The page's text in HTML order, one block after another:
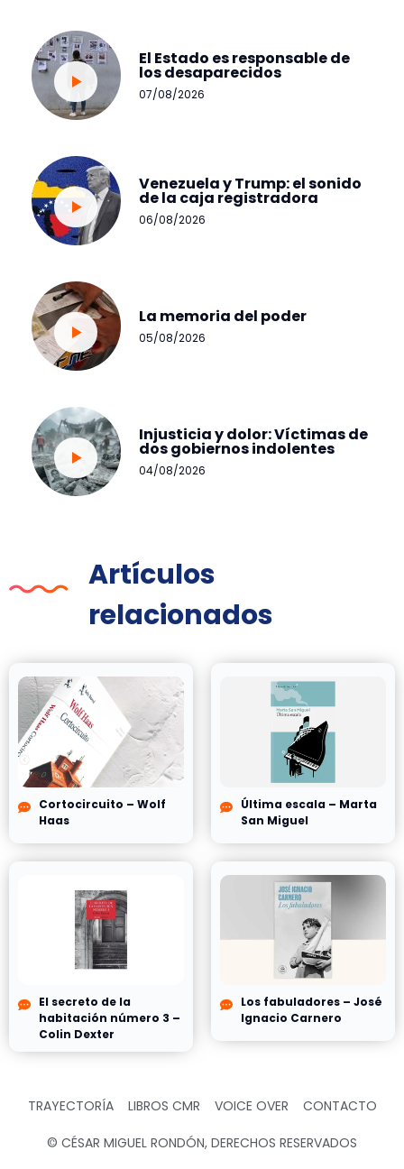
El Estado es responsable de
los desaparecidos
07/08/2026
Venezuela y Trump: el sonido
de la caja registradora
06/08/2026
La memoria del poder
05/08/2026
Injusticia y dolor: Víctimas de
dos gobiernos indolentes
04/08/2026
Artículos
relacionados
Cortocircuito – Wolf
Haas
Última escala – Marta
San Miguel
El secreto de la
habitación número 3 –
Colin Dexter
Los fabuladores – José
Ignacio Carnero
TRAYECTORÍA LIBROS CMR VOICE OVER CONTACTO
© CÉSAR MIGUEL RONDÓN, DERECHOS RESERVADOS